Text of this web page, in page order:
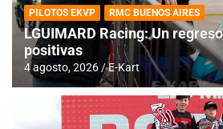
PILOTOS EKVP RMC BUENOS AIRES
LGUIMARD Racing: Un
positivas
4 agosto, 2026 E-Kart